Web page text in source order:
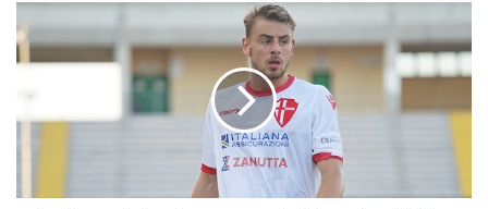
calcio,
clamoroso
saltare
l'affare